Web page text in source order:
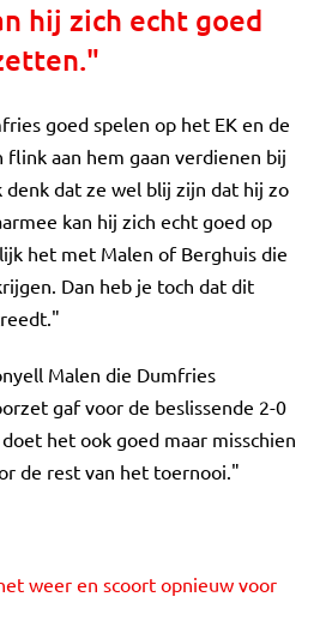
hij zich echt goed
goed spelen op het EK en de
flink aan hem gaan verdienen bij
dat ze wel blij zijn dat hij zo
kan hij zich echt goed op
het met Malen of Berghuis die
Dan heb je toch dat dit
Malen die Dumfries
gaf voor de beslissende 2-0
het ook goed maar misschien
de rest van het toernooi."
weer en scoort opnieuw voor